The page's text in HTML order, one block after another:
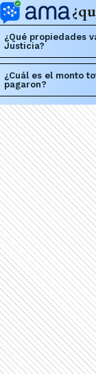
¿Qué propiedades
Justicia?
¿Cuál es el monto
pagaron?